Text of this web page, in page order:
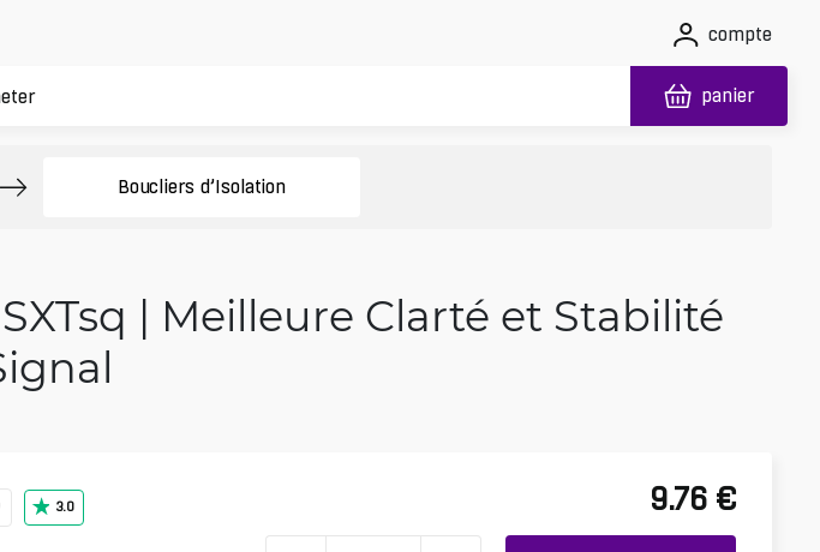
compte
panier
Boucliers d’Isolation
| Meilleure Clarté et Stabilité
3.0 9.76 €